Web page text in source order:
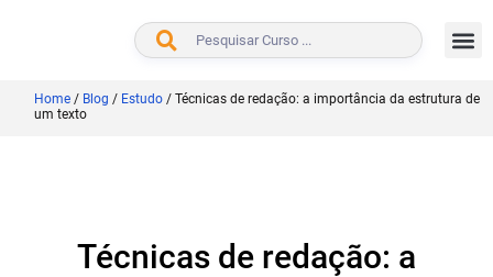
BUSCAR
Home / Blog / Estudo / Técnicas de redação: a importância da estrutura de
um texto
Técnicas de redação: a